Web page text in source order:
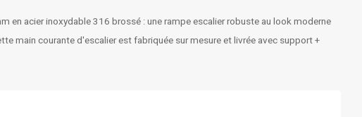
en acier inoxydable 316 brossé : une rampe escalier robuste au look moderne
main courante d'escalier est fabriquée sur mesure et livrée avec support +